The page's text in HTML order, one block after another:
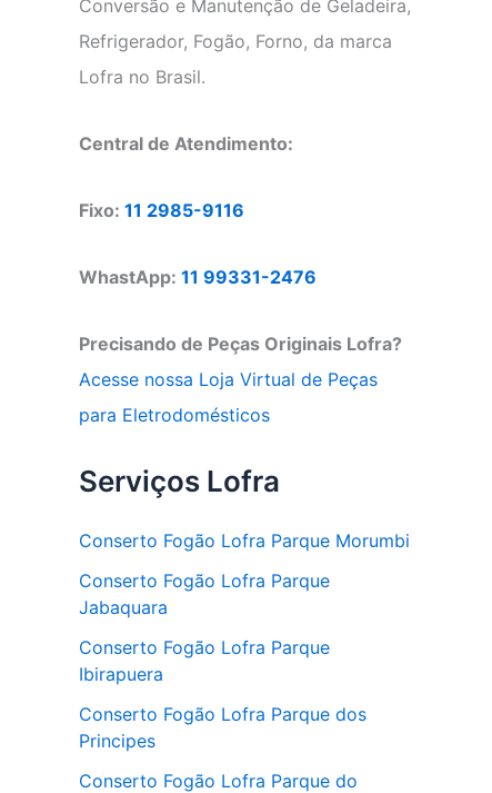
Conversão e Manutenção de Geladeira,
Refrigerador, Fogão, Forno, da marca
Lofra no Brasil.
Central de Atendimento:
Fixo: 11 2985-9116
WhastApp: 11 99331-2476
Precisando de Peças Originais Lofra?
Acesse nossa Loja Virtual de Peças
para Eletrodomésticos
Serviços Lofra
Conserto Fogão Lofra Parque Morumbi
Conserto Fogão Lofra Parque
Jabaquara
Conserto Fogão Lofra Parque
Ibirapuera
Conserto Fogão Lofra Parque dos
Principes
Conserto Fogão Lofra Parque do